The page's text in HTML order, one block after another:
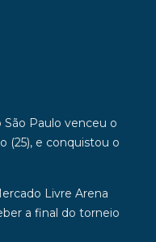
São Paulo venceu o
(25), e conquistou o
Livre Arena
a final do torneio